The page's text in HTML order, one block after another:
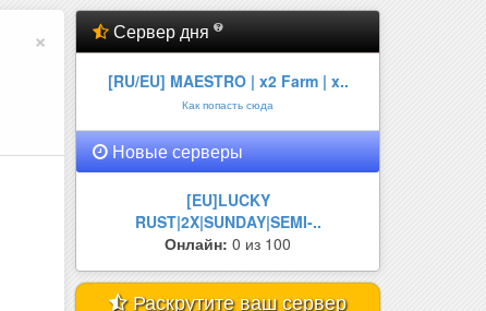
× Сервер дня
[RU/EU] MAESTRO | x2 Farm | x..
Как попасть сюда
Новые серверы
GEXRUST X5 | NOLIMIT | TP | KI..
Онлайн:2 из 150
Раскрутите ваш сервер